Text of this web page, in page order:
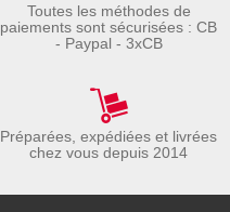
Toutes les méthodes de
paiements sont sécurisées : CB
- Paypal - 3xCB
Préparées, expédiées et livrées
chez vous depuis 2014